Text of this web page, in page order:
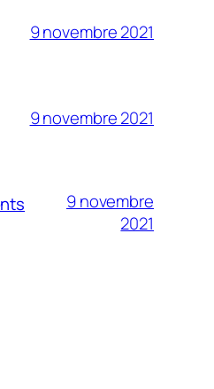
9 novembre 2021
9 novembre 2021
9 novembre
2021